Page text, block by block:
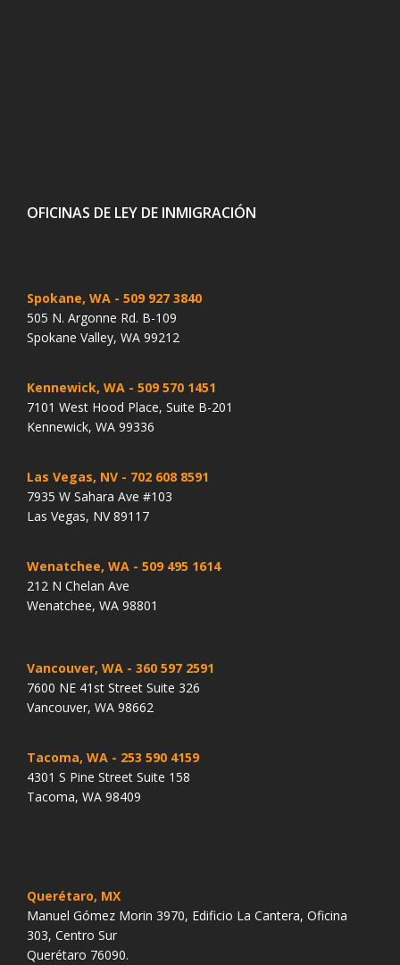
OFICINAS DE LEY DE INMIGRACIÓN
Spokane, WA - 509 927 3840
505 N. Argonne Rd. B-109
Spokane Valley, WA 99212
Kennewick, WA - 509 570 1451
7101 West Hood Place, Suite B-201
Kennewick, WA 99336
Las Vegas, NV - 702 608 8591
7935 W Sahara Ave #103
Las Vegas, NV 89117
Wenatchee, WA - 509 495 1614
212 N Chelan Ave
Wenatchee, WA 98801
Vancouver, WA - 360 597 2591
7600 NE 41st Street Suite 326
Vancouver, WA 98662
Tacoma, WA - 253 590 4159
4301 S Pine Street Suite 158
Tacoma, WA 98409
Querétaro, MX
Manuel Gómez Morin 3970, Edificio La Cantera, Oficina
303, Centro Sur
Querétaro 76090.